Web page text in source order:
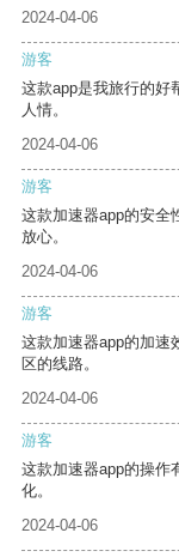
2024-04-06
游客
这款app是我旅行的好
人情。
2024-04-06
游客
这款加速器app的安全
放心。
2024-04-06
游客
这款加速器app的加速
区的线路。
2024-04-06
游客
这款加速器app的操作
化。
2024-04-06